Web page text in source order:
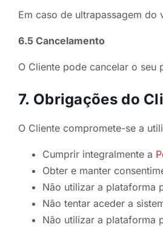
Em caso de ultrapassagem
6.5 Cancelamento
O Cliente pode cancelar o
7. Obrigações do
O Cliente compromete-se a
Cumprir integralmente a
Obter e manter
Não utilizar a plataforma
Não tentar aceder a
Não utilizar a plataforma